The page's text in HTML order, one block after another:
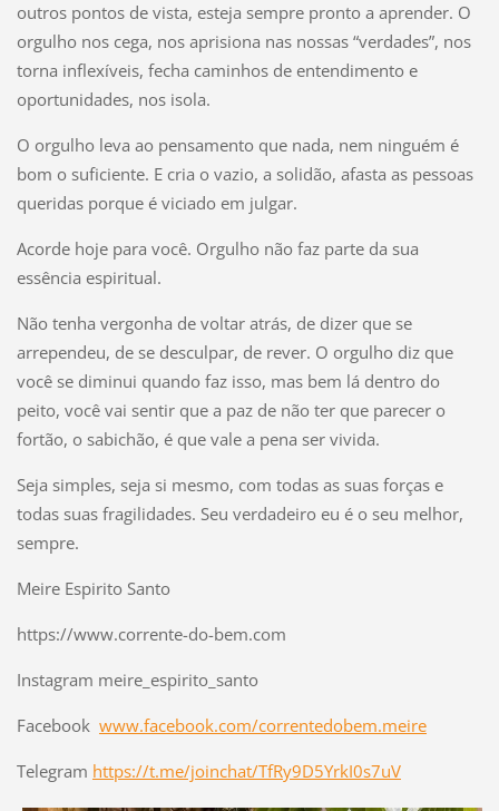
outros pontos de vista, esteja sempre pronto a aprender. O
orgulho nos cega, nos aprisiona nas nossas “verdades”, nos
torna inflexíveis, fecha caminhos de entendimento e
oportunidades, nos isola.
O orgulho leva ao pensamento que nada, nem ninguém é
bom o suficiente. E cria o vazio, a solidão, afasta as pessoas
queridas porque é viciado em julgar.
Acorde hoje para você. Orgulho não faz parte da sua
essência espiritual.
Não tenha vergonha de voltar atrás, de dizer que se
arrependeu, de se desculpar, de rever. O orgulho diz que
você se diminui quando faz isso, mas bem lá dentro do
peito, você vai sentir que a paz de não ter que parecer o
fortão, o sabichão, é que vale a pena ser vivida.
Seja simples, seja si mesmo, com todas as suas forças e
todas suas fragilidades. Seu verdadeiro eu é o seu melhor,
sempre.
Meire Espirito Santo
https://www.corrente-do-bem.com
Instagram meire_espirito_santo
Facebook www.facebook.com/correntedobem.meire
Telegram https://t.me/joinchat/TfRy9D5YrkI0s7uV